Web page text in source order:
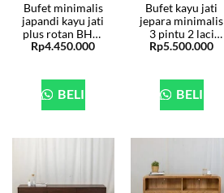
Bufet minimalis
japandi kayu jati
plus rotan BHF-
303
Rp4.450.000
BELI
Bufet kayu jati
jepara minimalis
3 pintu 2 laci
BHF-302
Rp5.500.000
BELI